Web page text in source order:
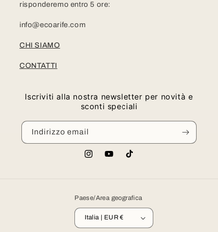
risponderemo entro 5 ore:
info@ecoarife.com
CHI SIAMO
CONTATTI
Iscriviti alla nostra newsletter per novità e
sconti speciali
Indirizzo email
InstagramYouTubeTikTok
Paese/Area geografica
Italia | EUR €